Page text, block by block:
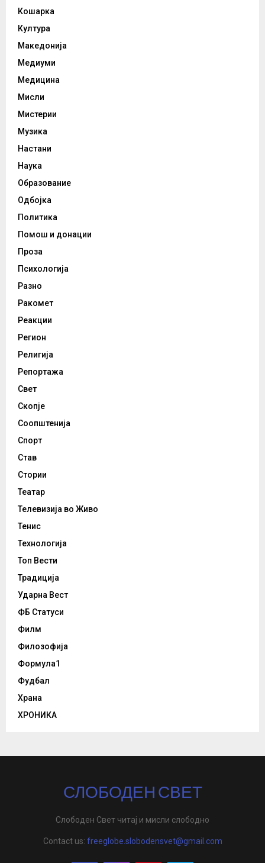
Кошарка
Култура
Македонија
Медиуми
Медицина
Мисли
Мистерии
Музика
Настани
Наука
Образование
Одбојка
Политика
Помош и донации
Проза
Психологија
Разно
Ракомет
Реакции
Регион
Религија
Репортажа
Свет
Скопје
Соопштенија
Спорт
Став
Стории
Театар
Телевизија во Живо
Тенис
Технологија
Топ Вести
Традиција
Ударна Вест
ФБ Статуси
Филм
Филозофија
Формула1
Фудбал
Храна
ХРОНИКА
СЛОБОДЕН СВЕТ
Слободен Свет читај и мисли слободно
Contact us: freeglobe.slobodensvet@gmail.com